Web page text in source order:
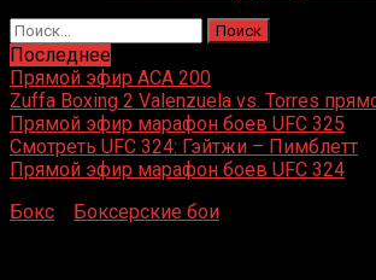
Найти:
Последнее
Прямой эфир ACA 200
Zuffa Boxing 2 Valenzuela vs. Torres
Прямой эфир марафон боев UFC 325
Смотреть UFC 324: Гэйтжи – Пимблетт
Прямой эфир марафон боев UFC 324
Бокс
Боксерские бои